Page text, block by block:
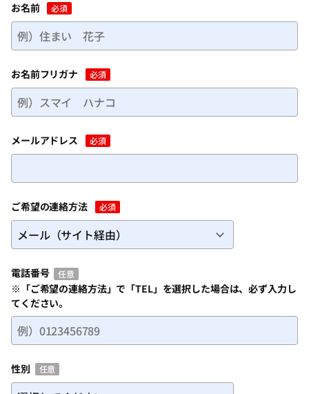
お名前 必須
お名前フリガナ 必須
メールアドレス 必須
ご希望の連絡方法 必須
電話番号 任意
※「ご希望の連絡方法」で「TEL」を選択した場合は、必ず入力し
てください。
性別 任意